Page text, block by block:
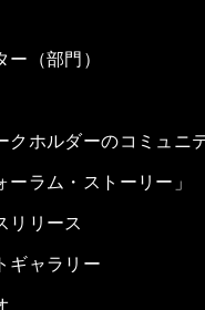
ー（部門）
クホルダーのコミュニ
ーラム・ストーリー」
リリース
ギャラリー